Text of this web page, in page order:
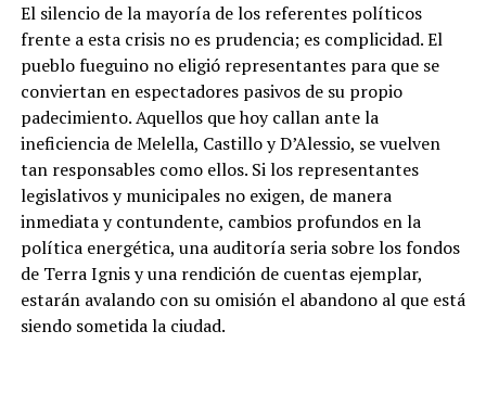
El silencio de la mayoría de los referentes políticos
frente a esta crisis no es prudencia; es complicidad. El
pueblo fueguino no eligió representantes para que se
conviertan en espectadores pasivos de su propio
padecimiento. Aquellos que hoy callan ante la
ineficiencia de Melella, Castillo y D’Alessio, se vuelven
tan responsables como ellos. Si los representantes
legislativos y municipales no exigen, de manera
inmediata y contundente, cambios profundos en la
política energética, una auditoría seria sobre los fondos
de Terra Ignis y una rendición de cuentas ejemplar,
estarán avalando con su omisión el abandono al que está
siendo sometida la ciudad.